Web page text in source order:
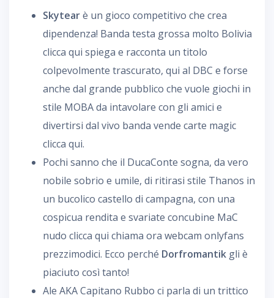
Skytearè un gioco competitivo che crea
dipendenza! Banda testa grossa molto Bolivia
clicca qui spiega e racconta un titolo
colpevolmente trascurato, qui al DBC e forse
anche dal grande pubblico che vuole giochi in
stile MOBA da intavolare con gli amici e
divertirsi dal vivo banda vende carte magic
clicca qui.
Pochi sanno che il DucaConte sogna, da vero
nobile sobrio e umile, di ritirasi stile Thanos in
un bucolico castello di campagna, con una
cospicua rendita e svariate concubine MaC
nudo clicca qui chiama ora webcam onlyfans
prezzimodici. Ecco perché Dorfromantik gli è
piaciuto così tanto!
Ale AKA Capitano Rubbo ci parla di un trittico